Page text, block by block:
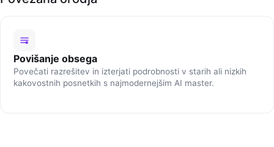
Povišanje obsega
Povečati razrešitev in izterjati podrobnosti v starih ali nizkih
kakovostnih posnetkih s najmodernejšim AI master.